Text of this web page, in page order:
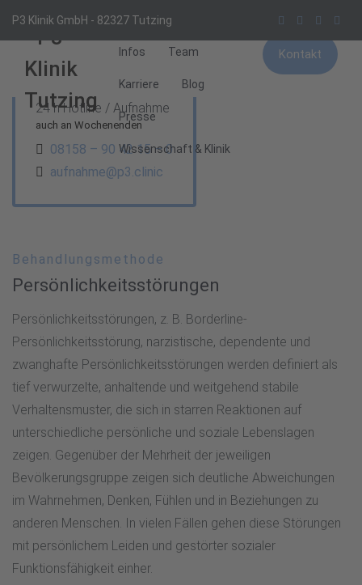
P3 Klinik GmbH - 82327 Tutzing
Behandlungsfelder
Infos Team
Karriere Blog
Presse
Wissenschaft & Klinik
Kontakt
24 h Hotline / Aufnahme
auch an Wochenenden
08158 – 90 42 15 – 0
aufnahme@p3.clinic
Behandlungsmethode
Persönlichkeitsstörungen
Persönlichkeitsstörungen, z. B. Borderline-
Persönlichkeitsstörung, narzistische, dependente und
zwanghafte Persönlichkeitsstörungen werden definiert als
tief verwurzelte, anhaltende und weitgehend stabile
Verhaltensmuster, die sich in starren Reaktionen auf
unterschiedliche persönliche und soziale Lebenslagen
zeigen. Gegenüber der Mehrheit der jeweiligen
Bevölkerungsgruppe zeigen sich deutliche Abweichungen
im Wahrnehmen, Denken, Fühlen und in Beziehungen zu
anderen Menschen. In vielen Fällen gehen diese Störungen
mit persönlichem Leiden und gestörter sozialer
Funktionsfähigkeit einher.